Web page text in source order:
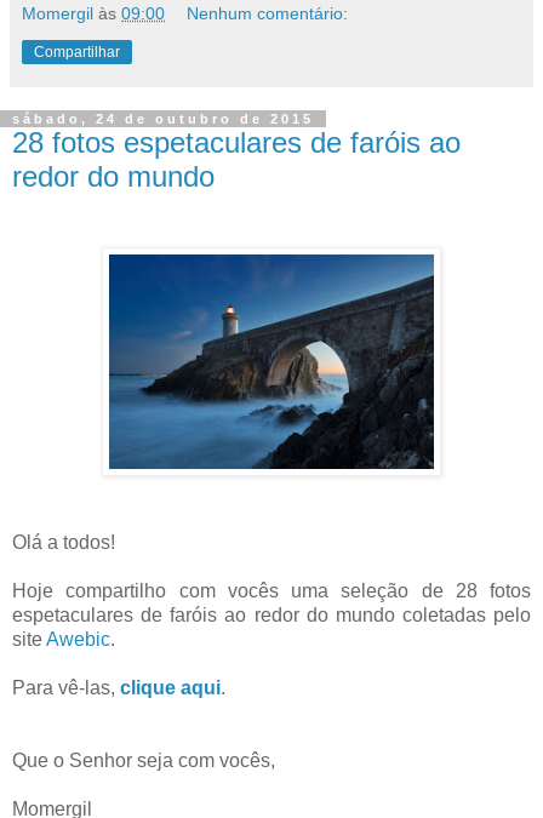
Momergil às 09:00 Nenhum comentário:
Compartilhar
sábado, 24 de outubro de 2015
28 fotos espetaculares de faróis ao
redor do mundo
Olá a todos!
Hoje compartilho com vocês uma seleção de 28 fotos
espetaculares de faróis ao redor do mundo coletadas pelo
siteAwebic.
Para vê-las, clique aqui.
Que o Senhor seja com vocês,
Momergil